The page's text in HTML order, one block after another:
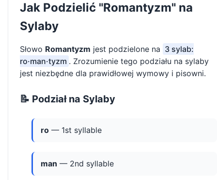
Jak Podzielić "Romantyzm" na
Sylaby
Słowo Romantyzm jest podzielone na 3 sylab:
ro·man·tyzm . Zrozumienie tego podziału na sylaby
jest niezbędne dla prawidłowej wymowy i pisowni.
📝 Podział na Sylaby
ro — 1st syllable
man — 2nd syllable